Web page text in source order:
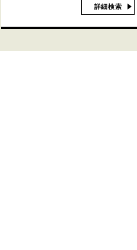
詳細検索